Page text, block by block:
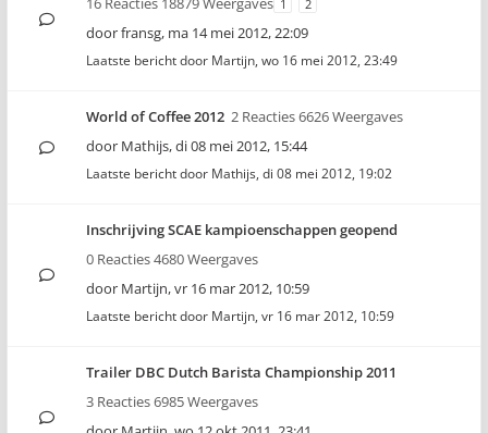
1 2
doorfransg, ma 14 mei 2012, 22:09
Laatste bericht door Martijn, wo 16 mei 2012, 23:49
World of Coffee 2012 2 Reacties 6626 Weergaves
door Mathijs,di 08 mei 2012, 15:44
Laatste bericht door Mathijs, di 08 mei 2012, 19:02
Inschrijving SCAE kampioenschappen geopend
0 Reacties 4680 Weergaves
door Martijn,vr 16 mar 2012, 10:59
Laatste bericht door Martijn, vr 16 mar 2012, 10:59
Trailer DBC Dutch Barista Championship 2011
3 Reacties 6985 Weergaves